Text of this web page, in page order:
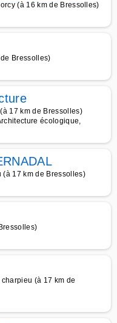
(à 16 km de Bressolles)
Bressolles)
17 km de Bressolles)
écologique,
17 km de Bressolles)
(à 17 km de